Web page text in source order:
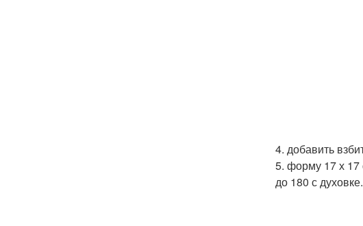
4. добавить
5. форму 17 х 17
до 180 с